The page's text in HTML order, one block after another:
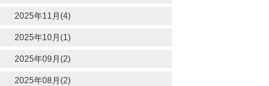
2025年11月(4)
2025年10月(1)
2025年09月(2)
2025年08月(2)